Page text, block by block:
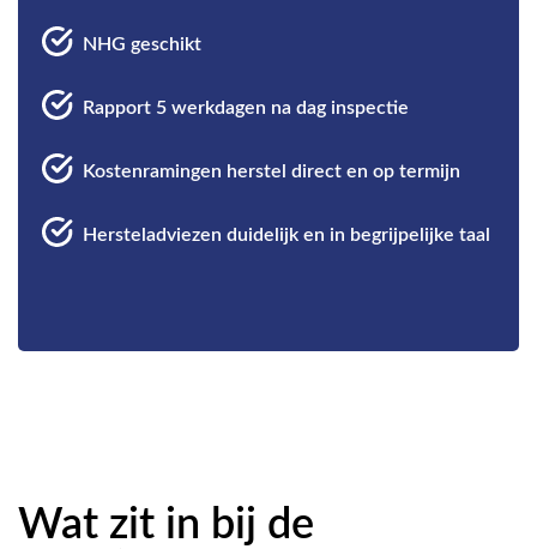
NHG geschikt
Rapport 5 werkdagen na dag inspectie
Kostenramingen herstel direct en op termijn
Hersteladviezen duidelijk en in begrijpelijke taal
Wat zit in bij de